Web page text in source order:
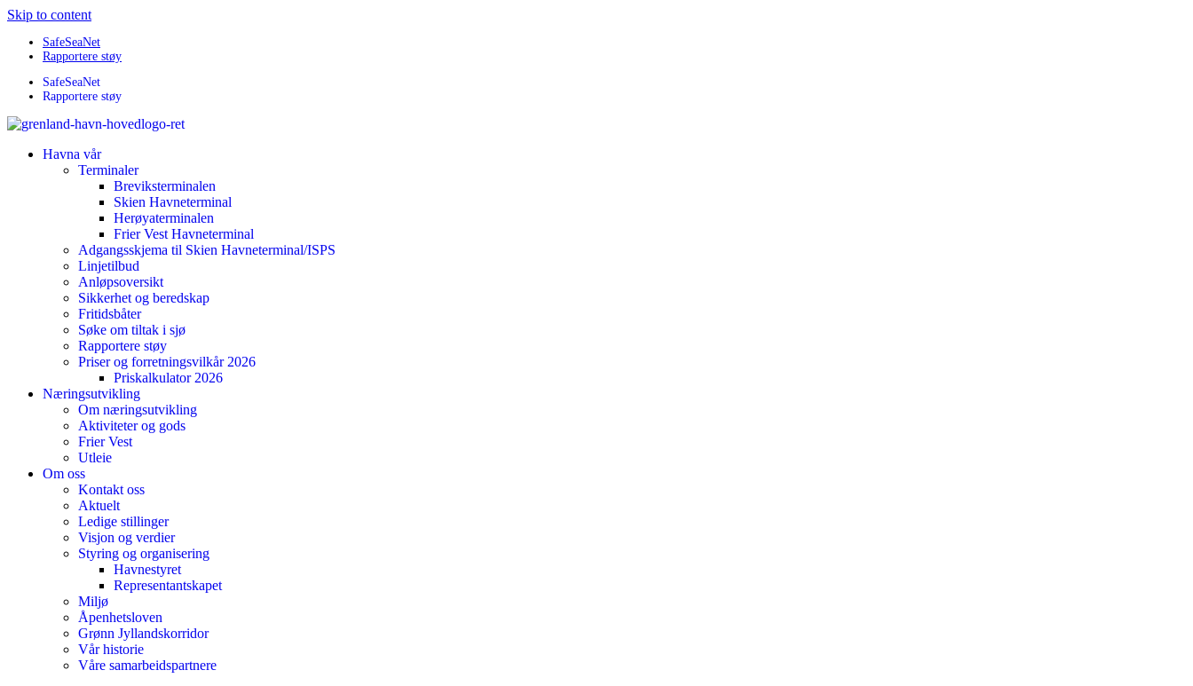
Skip to content
SafeSeaNet
Rapportere støy
SafeSeaNet
Rapportere støy
Havna vår
Terminaler
Breviksterminalen
Skien Havneterminal
Herøyaterminalen
Frier Vest Havneterminal
Adgangsskjema til Skien Havneterminal/ISPS
Linjetilbud
Anløpsoversikt
Sikkerhet og beredskap
Fritidsbåter
Søke om tiltak i sjø
Rapportere støy
Priser og forretningsvilkår 2026
Priskalkulator 2026
Næringsutvikling
Om næringsutvikling
Aktiviteter og gods
Frier Vest
Utleie
Om oss
Kontakt oss
Aktuelt
Ledige stillinger
Visjon og verdier
Styring og organisering
Havnestyret
Representantskapet
Miljø
Åpenhetsloven
Grønn Jyllandskorridor
Vår historie
Våre samarbeidspartnere